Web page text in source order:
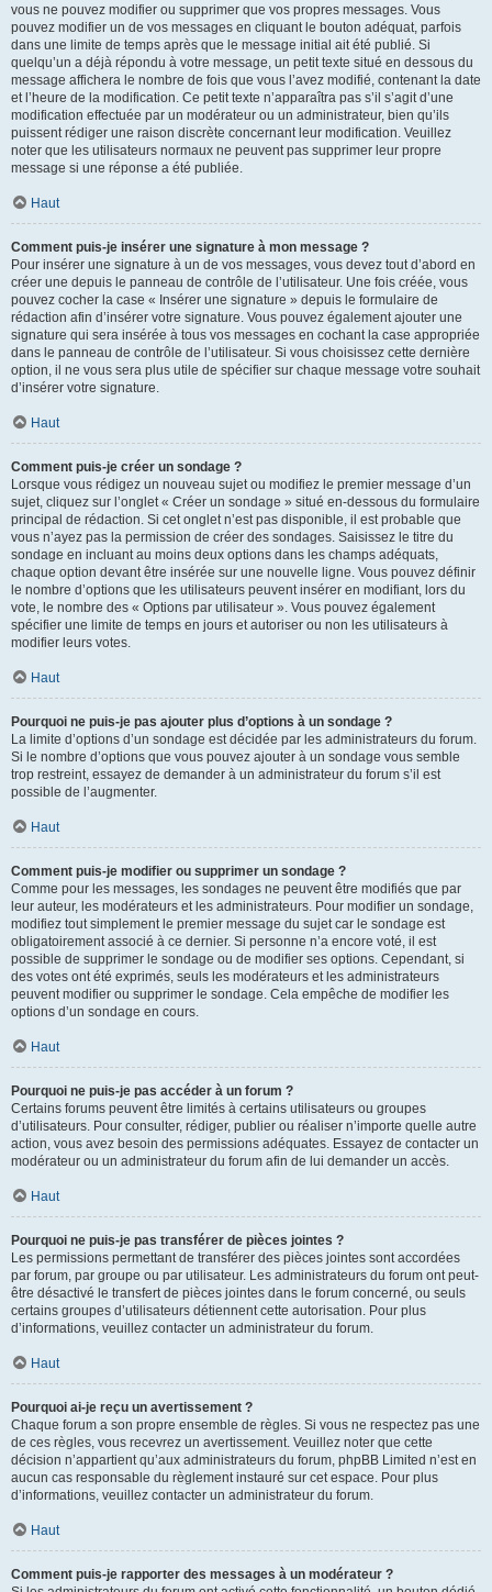
vous ne pouvez modifier ou supprimer que vos propres messages. Vous
pouvez modifier un de vos messages en cliquant le bouton adéquat, parfois
dans une limite de temps après que le message initial ait été publié. Si
quelqu’un a déjà répondu à votre message, un petit texte situé en dessous du
message affichera le nombre de fois que vous l’avez modifié, contenant la date
et l’heure de la modification. Ce petit texte n’apparaîtra pas s’il s’agit d’une
modification effectuée par un modérateur ou un administrateur, bien qu’ils
puissent rédiger une raison discrète concernant leur modification. Veuillez
noter que les utilisateurs normaux ne peuvent pas supprimer leur propre
message si une réponse a été publiée.
Haut
Comment puis-je insérer une signature à mon message ?
Pour insérer une signature à un de vos messages, vous devez tout d’abord en
créer une depuis le panneau de contrôle de l’utilisateur. Une fois créée, vous
pouvez cocher la case « Insérer une signature » depuis le formulaire de
rédaction afin d’insérer votre signature. Vous pouvez également ajouter une
signature qui sera insérée à tous vos messages en cochant la case appropriée
dans le panneau de contrôle de l’utilisateur. Si vous choisissez cette dernière
option, il ne vous sera plus utile de spécifier sur chaque message votre souhait
d’insérer votre signature.
Haut
Comment puis-je créer un sondage ?
Lorsque vous rédigez un nouveau sujet ou modifiez le premier message d’un
sujet, cliquez sur l’onglet « Créer un sondage » situé en-dessous du formulaire
principal de rédaction. Si cet onglet n’est pas disponible, il est probable que
vous n’ayez pas la permission de créer des sondages. Saisissez le titre du
sondage en incluant au moins deux options dans les champs adéquats,
chaque option devant être insérée sur une nouvelle ligne. Vous pouvez définir
le nombre d’options que les utilisateurs peuvent insérer en modifiant, lors du
vote, le nombre des « Options par utilisateur ». Vous pouvez également
spécifier une limite de temps en jours et autoriser ou non les utilisateurs à
modifier leurs votes.
Haut
Pourquoi ne puis-je pas ajouter plus d’options à un sondage ?
La limite d’options d’un sondage est décidée par les administrateurs du forum.
Si le nombre d’options que vous pouvez ajouter à un sondage vous semble
trop restreint, essayez de demander à un administrateur du forum s’il est
possible de l’augmenter.
Haut
Comment puis-je modifier ou supprimer un sondage ?
Comme pour les messages, les sondages ne peuvent être modifiés que par
leur auteur, les modérateurs et les administrateurs. Pour modifier un sondage,
modifiez tout simplement le premier message du sujet car le sondage est
obligatoirement associé à ce dernier. Si personne n’a encore voté, il est
possible de supprimer le sondage ou de modifier ses options. Cependant, si
des votes ont été exprimés, seuls les modérateurs et les administrateurs
peuvent modifier ou supprimer le sondage. Cela empêche de modifier les
options d’un sondage en cours.
Haut
Pourquoi ne puis-je pas accéder à un forum ?
Certains forums peuvent être limités à certains utilisateurs ou groupes
d’utilisateurs. Pour consulter, rédiger, publier ou réaliser n’importe quelle autre
action, vous avez besoin des permissions adéquates. Essayez de contacter un
modérateur ou un administrateur du forum afin de lui demander un accès.
Haut
Pourquoi ne puis-je pas transférer de pièces jointes ?
Les permissions permettant de transférer des pièces jointes sont accordées
par forum, par groupe ou par utilisateur. Les administrateurs du forum ont peut-
être désactivé le transfert de pièces jointes dans le forum concerné, ou seuls
certains groupes d’utilisateurs détiennent cette autorisation. Pour plus
d’informations, veuillez contacter un administrateur du forum.
Haut
Pourquoi ai-je reçu un avertissement ?
Chaque forum a son propre ensemble de règles. Si vous ne respectez pas une
de ces règles, vous recevrez un avertissement. Veuillez noter que cette
décision n’appartient qu’aux administrateurs du forum, phpBB Limited n’est en
aucun cas responsable du règlement instauré sur cet espace. Pour plus
d’informations, veuillez contacter un administrateur du forum.
Haut
Comment puis-je rapporter des messages à un modérateur ?